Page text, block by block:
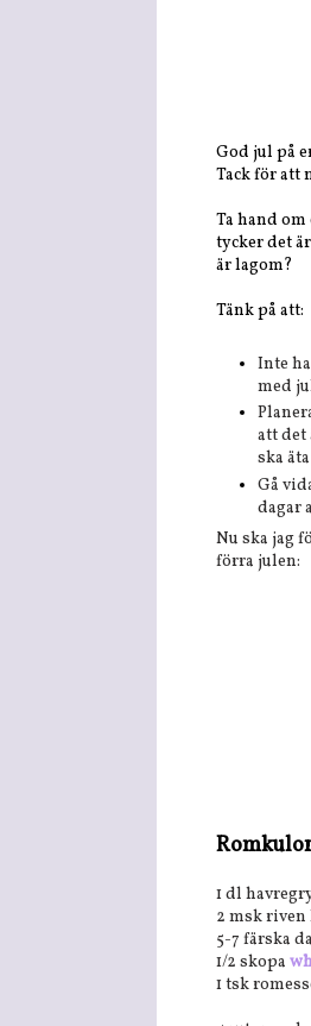
God jul på
Tack för att
Ta hand
tycker det
är lagom?
Tänk på att:
Inte ha
med
att det
ska
Gå
dagar
Nu ska jag
förra julen:
1 dl
2 msk riven
5-7 färska
1/2 skopa
1 tsk